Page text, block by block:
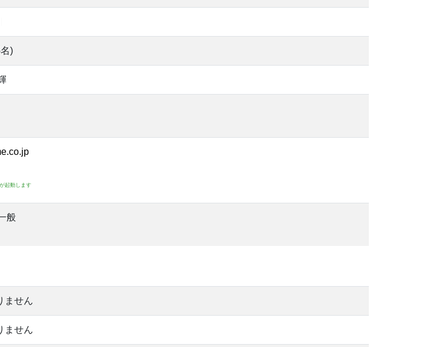
)
起動します
般
ません
ません